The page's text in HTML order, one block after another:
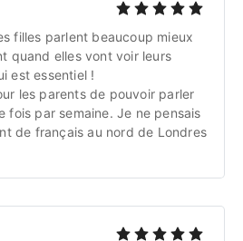
filles parlent beaucoup mieux
quand elles vont voir leurs
est essentiel !
les parents de pouvoir parler
fois par semaine. Je ne pensais
de français au nord de Londres